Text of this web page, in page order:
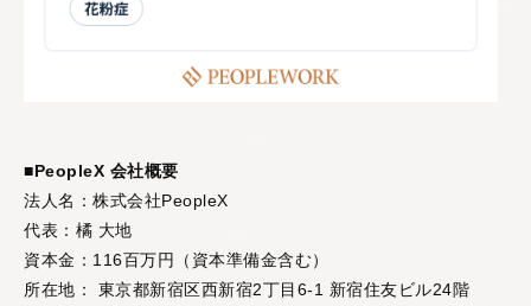
■PeopleX 会社概要
法人名：株式会社PeopleX
代表：橘 大地
資本金：116百万円（資本準備金含む）
所在地： 東京都新宿区西新宿2丁目6-1 新宿住友ビル24階